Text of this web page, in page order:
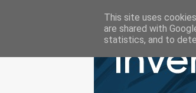
This site uses
are shared with
statistics, and to